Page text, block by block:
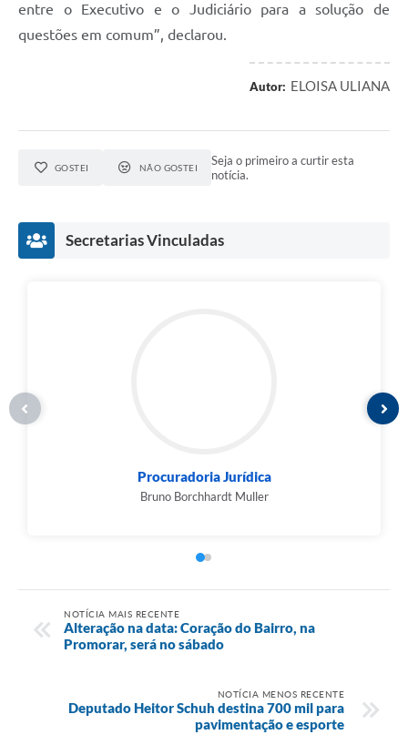
entre o Executivo e o Judiciário para a solução de
questões em comum”, declarou.
Autor: ELOISA ULIANA
GOSTEI NÃO GOSTEI
Seja o primeiro a curtir esta
notícia.
Secretarias Vinculadas
Procuradoria Jurídica
Bruno Borchhardt Muller
NOTÍCIA MAIS RECENTE
Alteração na data: Coração do Bairro, na
Promorar, será no sábado
NOTÍCIA MENOS RECENTE
Deputado Heitor Schuh destina 700 mil para
pavimentação e esporte